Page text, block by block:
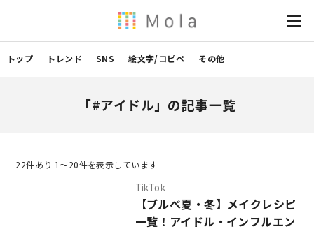
トップ トレンド SNS 絵文字/コピペ その他
「#アイドル」の記事一覧
22件あり 1〜20件を表示しています
TikTok
【ブルべ夏・冬】メイクレシピ
一覧！アイドル・インフルエン